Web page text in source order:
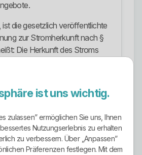
ist die gesetzlich veröffentlichte
zur Stromherkunft nach §
Die Herkunft des Stroms
separat vermarkteten
eigenem Namen. Wer hier
zu einfach.
ist uns wichtig.
zulassen” ermöglichen Sie uns, Ihnen
Nutzungserlebnis zu erhalten
zu verbessern. Über „Anpassen”
Präferenzen festlegen. Mit dem